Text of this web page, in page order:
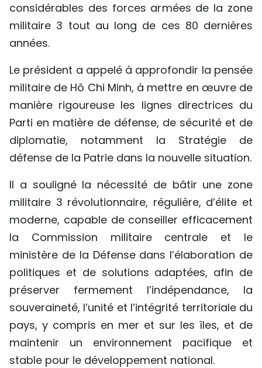
considérables des forces armées de la zone
militaire 3 tout au long de ces 80 dernières
années.
Le président a appelé à approfondir la pensée
militaire de Hô Chi Minh, à mettre en œuvre de
manière rigoureuse les lignes directrices du
Parti en matière de défense, de sécurité et de
diplomatie, notamment la Stratégie de
défense de la Patrie dans la nouvelle situation.
Il a souligné la nécessité de bâtir une zone
militaire 3 révolutionnaire, régulière, d’élite et
moderne, capable de conseiller efficacement
la Commission militaire centrale et le
ministère de la Défense dans l’élaboration de
politiques et de solutions adaptées, afin de
préserver fermement l’indépendance, la
souveraineté, l’unité et l’intégrité territoriale du
pays, y compris en mer et sur les îles, et de
maintenir un environnement pacifique et
stable pour le développement national.